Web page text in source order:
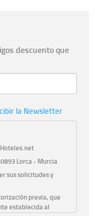
descuento que
la Newsletter
Lorca - Murcia
sus solicitudes y
previa, que
establecida al